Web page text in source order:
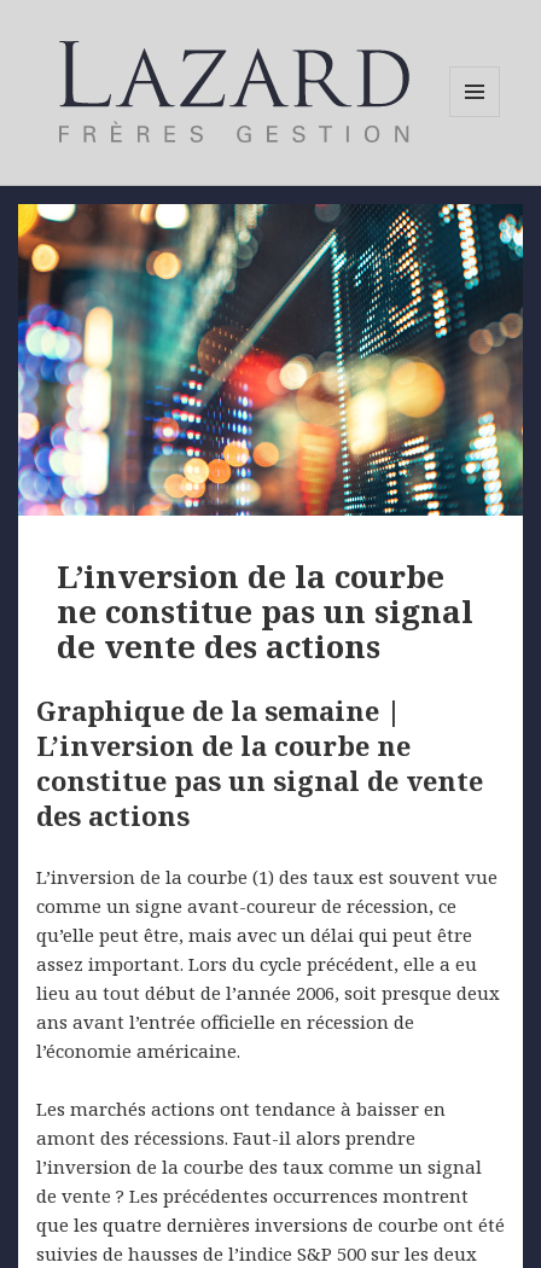
L’inversion de la courbe
ne constitue pas un signal
de vente des actions
Graphique de la semaine |
L’inversion de la courbe ne
constitue pas un signal de vente
des actions
L’inversion de la courbe (1) des taux est souvent vue
comme un signe avant-coureur de récession, ce
qu’elle peut être, mais avec un délai qui peut être
assez important. Lors du cycle précédent, elle a eu
lieu au tout début de l’année 2006, soit presque deux
ans avant l’entrée officielle en récession de
l’économie américaine.
Les marchés actions ont tendance à baisser en
amont des récessions. Faut-il alors prendre
l’inversion de la courbe des taux comme un signal
de vente ? Les précédentes occurrences montrent
que les quatre dernières inversions de courbe ont été
suivies de hausses de l’indice S&P 500 sur les deux